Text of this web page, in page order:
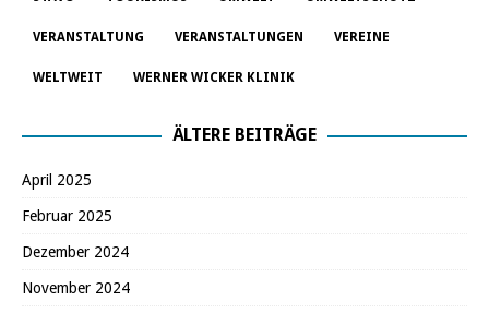
VERANSTALTUNG VERANSTALTUNGEN VEREINE
WELTWEIT WERNER WICKER KLINIK
ÄLTERE BEITRÄGE
April 2025
Februar 2025
Dezember 2024
November 2024